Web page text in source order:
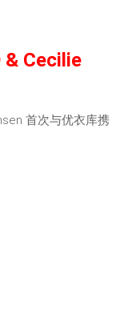
& Cecilie
首次与优衣库携